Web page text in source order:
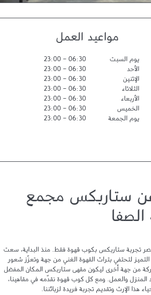
مواعيد العمل
يوم السبت 06:30
-
23:00
الأحد
06:30
-
23:00
الإثنين
06:30
-
23:00
الثلاثاء
06:30
-
23:00
الأربعاء
06:30
-
23:00
الخميس
06:30
-
23:00
يوم الجمعة
06:30
-
23:00
ستاربكس مجمع
ستاربكس نحو التميز لتحتفي بتراث القهوة الغني من جهة وتعزّز شعور